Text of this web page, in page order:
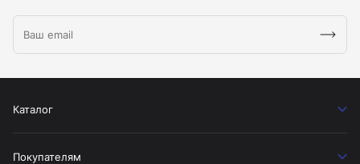
Каталог
Покупателям